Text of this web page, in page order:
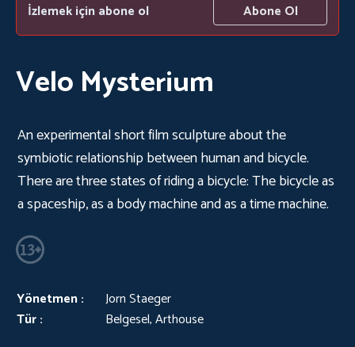
İzlemek için abone ol Abone Ol
Velo Mysterium
An experimental short film sculpture about the
symbiotic relationship between human and bicycle.
There are three states of riding a bicycle: The bicycle as
a spaceship, as a body machine and as a time machine.
Yönetmen :
Jorn Staeger
Tür :
Belgesel, Arthouse